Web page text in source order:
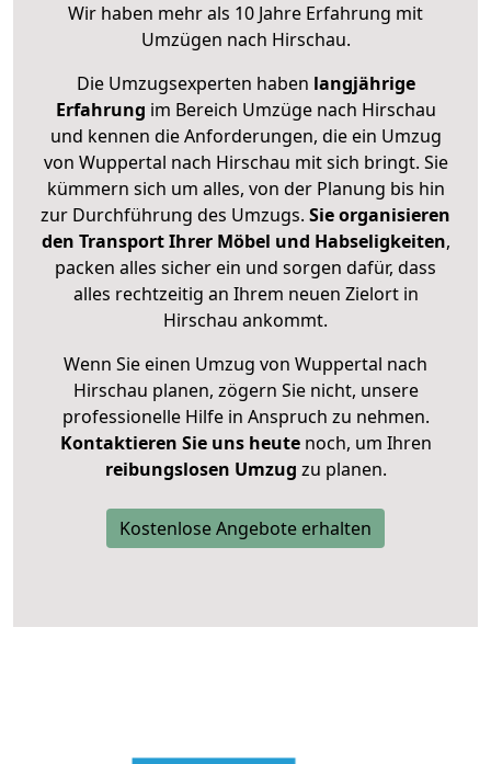
Wir haben mehr als 10 Jahre Erfahrung mit
Umzügen nach Hirschau.
Die Umzugsexperten haben langjährige
Erfahrung im Bereich Umzüge nach Hirschau
und kennen die Anforderungen, die ein Umzug
von Wuppertal nach Hirschau mit sich bringt. Sie
kümmern sich um alles, von der Planung bis hin
zur Durchführung des Umzugs. Sie organisieren
den Transport Ihrer Möbel und Habseligkeiten,
packen alles sicher ein und sorgen dafür, dass
alles rechtzeitig an Ihrem neuen Zielort in
Hirschau ankommt.
Wenn Sie einen Umzug von Wuppertal nach
Hirschau planen, zögern Sie nicht, unsere
professionelle Hilfe in Anspruch zu nehmen.
Kontaktieren Sie uns heutenoch, um Ihren
reibungslosen Umzug zu planen.
Kostenlose Angebote erhalten